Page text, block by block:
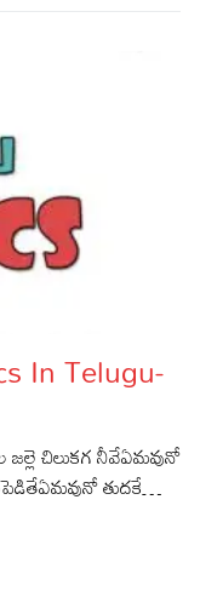
In Telugu-
చిలుకగ నీవేఏమవునో
తుదకే…